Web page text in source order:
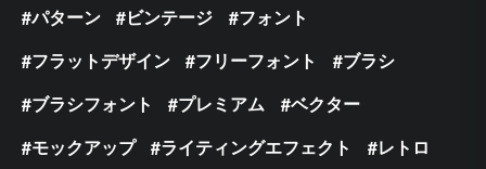
パターン
ビンテージ
フォント
フラットデザイン
フリーフォント
ブラシ
ブラシフォント
プレミアム
ベクター
モックアップ
ライティングエフェクト
レトロ